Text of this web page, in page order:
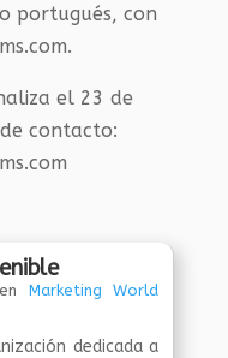
portugués, con
el 23 de
contacto:
Marketing World
dedicada a